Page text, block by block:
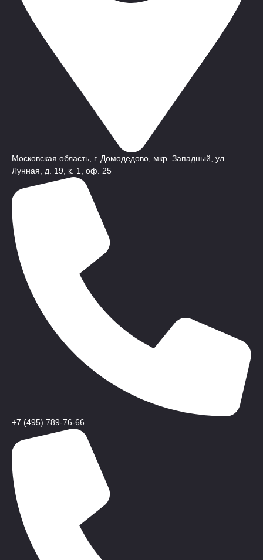
Московская область, г. Домодедово, мкр. Западный, ул.
Лунная, д. 19, к. 1, оф. 25
+7 (495) 789-76-66